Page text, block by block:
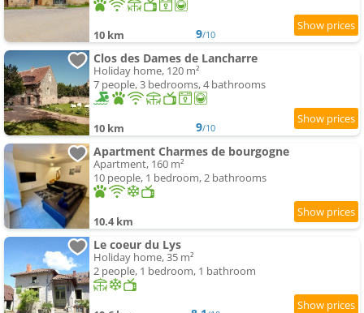
10 km 9/10
Clos des Dames de Lancharre
Holiday home, 120 m²
7 people, 3 bedrooms, 4 bathrooms
10 km 9/10
Apartment Charmes de bourgogne
Apartment, 160 m²
10 people, 1 bedroom, 2 bathrooms
10.4 km
Le coeur du Lys
Holiday home, 35 m²
2 people, 1 bedroom, 1 bathroom